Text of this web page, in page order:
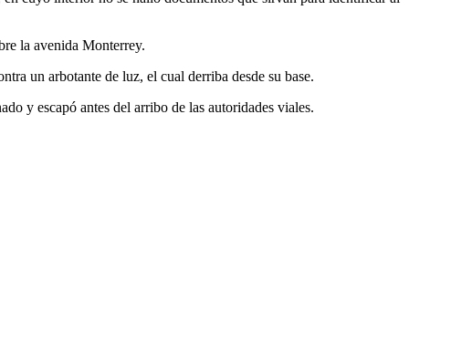
la avenida Monterrey.
un arbotante de luz, el cual derriba desde su base.
y escapó antes del arribo de las autoridades viales.